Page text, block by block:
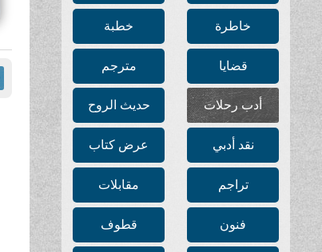
خاطرة خطبة
قضايا مترجم
أدب رحلات حديث الروح
نقد أدبي عرض كتاب
تراجم مقابلات
فنون قطوف